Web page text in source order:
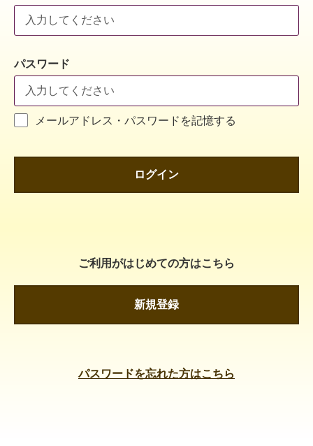
パスワード
メールアドレス・パスワードを記憶する
ログイン
ご利用がはじめての方はこちら
新規登録
パスワードを忘れた方はこちら